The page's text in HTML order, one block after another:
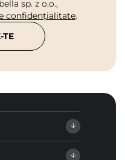
sp. z o.o.,
confidențialitate.
TE